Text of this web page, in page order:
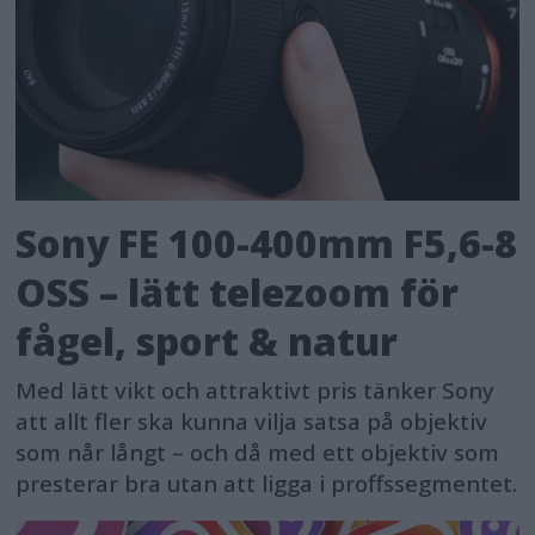
Sony FE 100-400mm F5,6-8
OSS – lätt telezoom för
fågel, sport & natur
Med lätt vikt och attraktivt pris tänker Sony
att allt fler ska kunna vilja satsa på objektiv
som når långt – och då med ett objektiv som
presterar bra utan att ligga i proffssegmentet.